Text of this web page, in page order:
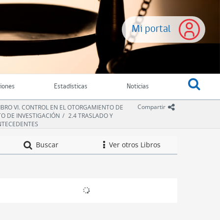
Mi portal
Estadísticas Noticias
Compartir icono
VI. CONTROL EN EL OTORGAMIENTO DE
DE INVESTIGACIÓN
2.4 TRASLADO Y
Buscar icono
Ver otros LibrosCompendio de